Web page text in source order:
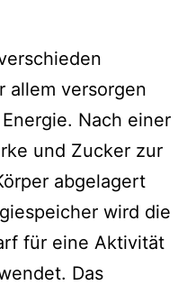
allem versorgen
Nach einer
und Zucker zur
abgelagert
wird die
für eine Aktivität
Das